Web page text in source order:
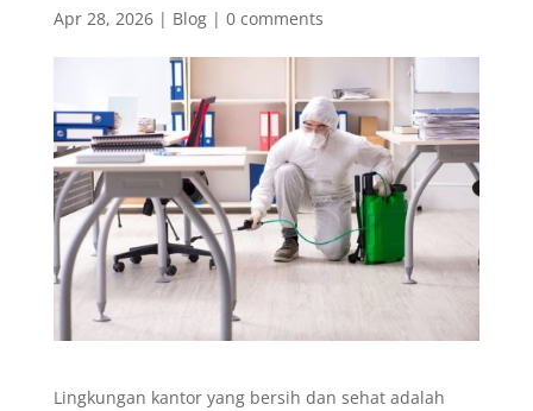
Apr 28, 2026| Blog| 0 comments
Lingkungan kantor yang bersih dan sehat adalah